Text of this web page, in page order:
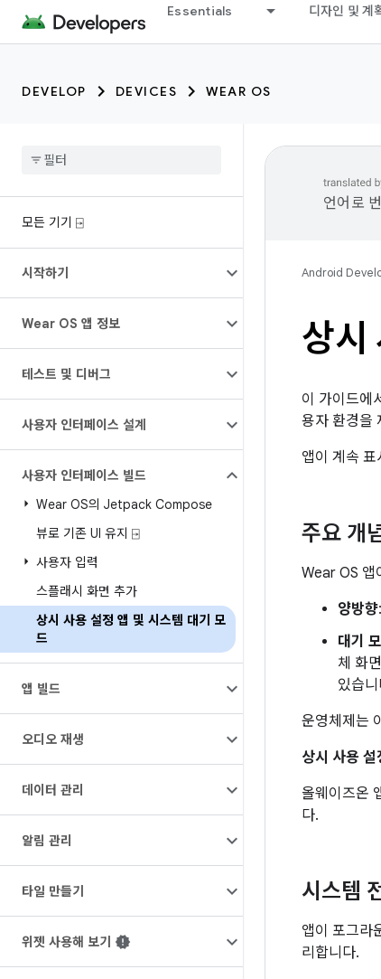
Essentials 디자인 및 계
DEVELOP DEVICES WEAR OS
모든 기기 ⍈
시작하기
Wear OS 앱 정보
테스트 및 디버그
사용자 인터페이스 설계
사용자 인터페이스 빌드
Wear OS의 Jetpack Compose
뷰로 기존 UI 유지 ⍈
사용자 입력
스플래시 화면 추가
상시 사용 설정 앱 및 시스템 대기 모
드
앱 빌드
오디오 재생
데이터 관리
알림 관리
타일 만들기
위젯 사용해 보기
언어로
Android
상시
이 가이드에
용자 환경을
앱이 계속
주요 개
Wear OS 앱
양방향
대기
체 화
있습
운영체제는
상시 사용 설
올웨이즈온
다.
시스템
앱이 포그라
리합니다.